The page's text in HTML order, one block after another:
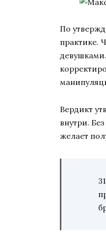
По
практике.
Вердикт
внутри.
желает